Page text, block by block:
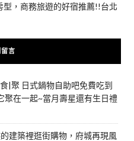
，商務旅遊的好宿推薦!!台北
言
|聚 日式鍋物自助吧免費吃到
聚在一起~當月壽星還有生日禮
建築裡逛街購物，府城再現風